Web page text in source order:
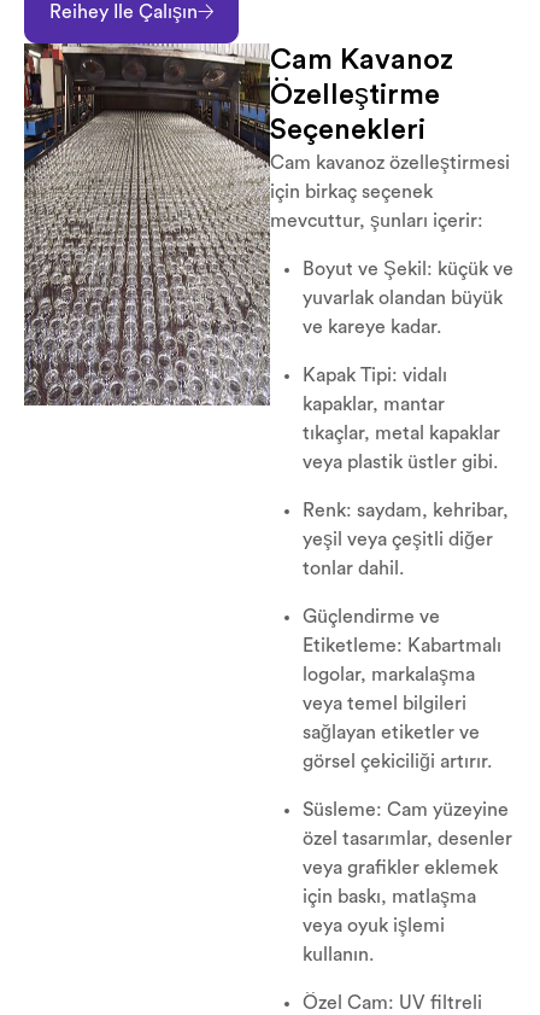
Reihey Ile Çalışın
Cam Kavanoz
Özelleştirme
Seçenekleri
Cam kavanoz özelleştirmesi
için birkaç seçenek
mevcuttur, şunları içerir:
Boyut ve Şekil: küçük ve
yuvarlak olandan büyük
ve kareye kadar.
Kapak Tipi: vidalı
kapaklar, mantar
tıkaçlar, metal kapaklar
veya plastik üstler gibi.
Renk: saydam, kehribar,
yeşil veya çeşitli diğer
tonlar dahil.
Güçlendirme ve
Etiketleme: Kabartmalı
logolar, markalaşma
veya temel bilgileri
sağlayan etiketler ve
görsel çekiciliği artırır.
Süsleme: Cam yüzeyine
özel tasarımlar, desenler
veya grafikler eklemek
için baskı, matlaşma
veya oyuk işlemi
kullanın.
Özel Cam: UV filtreli